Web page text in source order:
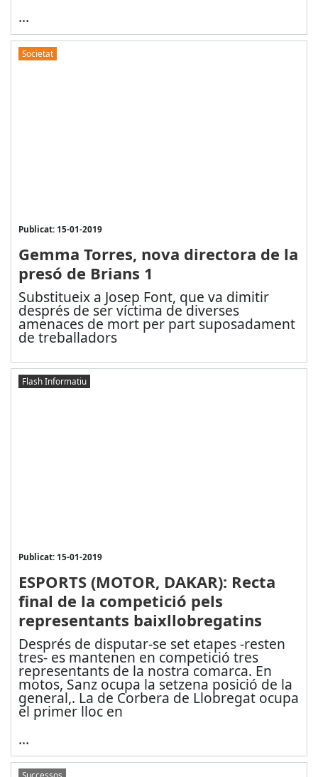
...
Societat
Publicat: 15-01-2019
Gemma Torres, nova directora de la
presó de Brians 1
Substitueix a Josep Font, que va dimitir
després de ser víctima de diverses
amenaces de mort per part suposadament
de treballadors
Flash Informatiu
Publicat: 15-01-2019
ESPORTS (MOTOR, DAKAR): Recta
final de la competició pels
representants baixllobregatins
Després de disputar-se set etapes -resten
tres- es mantenen en competició tres
representants de la nostra comarca. En
motos, Sanz ocupa la setzena posició de la
general,. La de Corbera de Llobregat ocupa
el primer lloc en
...